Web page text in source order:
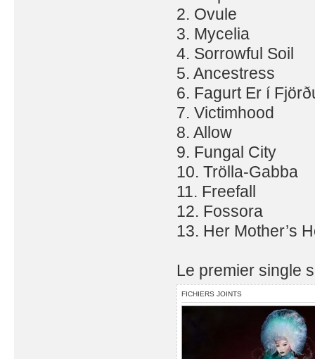
2. Ovule
3. Mycelia
4. Sorrowful Soil
5. Ancestress
6. Fagurt Er í
7. Victimhood
8. Allow
9. Fungal City
10. Trölla-Gabba
11. Freefall
12. Fossora
13. Her Mother’s
Le premier single
FICHIERS JOINTS